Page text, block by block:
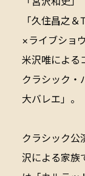
「久住昌之
×ライブショ
米沢唯による
クラシック・
大バレエ」。
クラシック公
沢による家族